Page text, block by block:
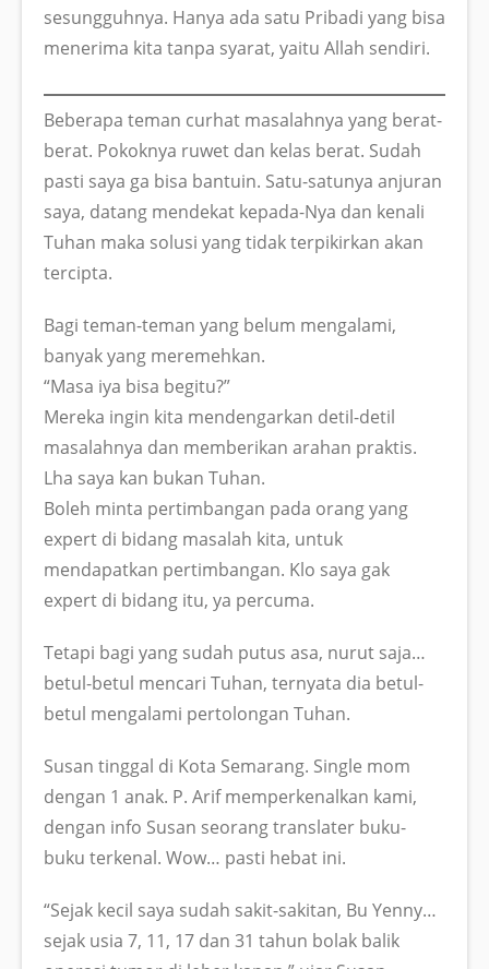
sesungguhnya. Hanya ada satu Pribadi yang bisa
menerima kita tanpa syarat, yaitu Allah sendiri.
Beberapa teman curhat masalahnya yang berat-
berat. Pokoknya ruwet dan kelas berat. Sudah
pasti saya ga bisa bantuin. Satu-satunya anjuran
saya, datang mendekat kepada-Nya dan kenali
Tuhan maka solusi yang tidak terpikirkan akan
tercipta.
Bagi teman-teman yang belum mengalami,
banyak yang meremehkan.
“Masa iya bisa begitu?”
Mereka ingin kita mendengarkan detil-detil
masalahnya dan memberikan arahan praktis.
Lha saya kan bukan Tuhan.
Boleh minta pertimbangan pada orang yang
expert di bidang masalah kita, untuk
mendapatkan pertimbangan. Klo saya gak
expert di bidang itu, ya percuma.
Tetapi bagi yang sudah putus asa, nurut saja…
betul-betul mencari Tuhan, ternyata dia betul-
betul mengalami pertolongan Tuhan.
Susan tinggal di Kota Semarang. Single mom
dengan 1 anak. P. Arif memperkenalkan kami,
dengan info Susan seorang translater buku-
buku terkenal. Wow… pasti hebat ini.
“Sejak kecil saya sudah sakit-sakitan, Bu Yenny…
sejak usia 7, 11, 17 dan 31 tahun bolak balik